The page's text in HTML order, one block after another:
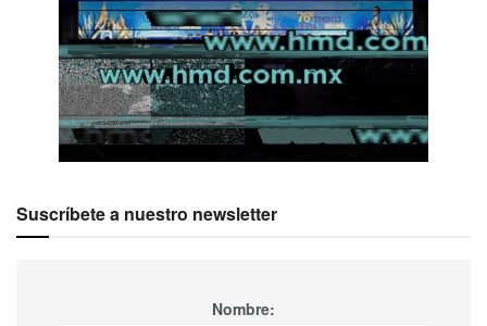
Suscríbete a nuestro newsletter
Nombre: